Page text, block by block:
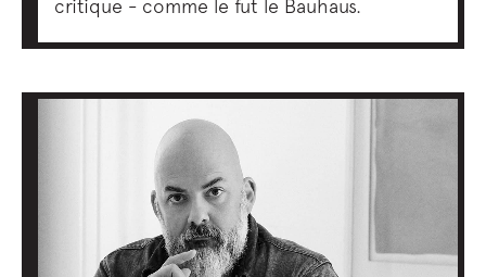
critique - comme le fut le Bauhaus.